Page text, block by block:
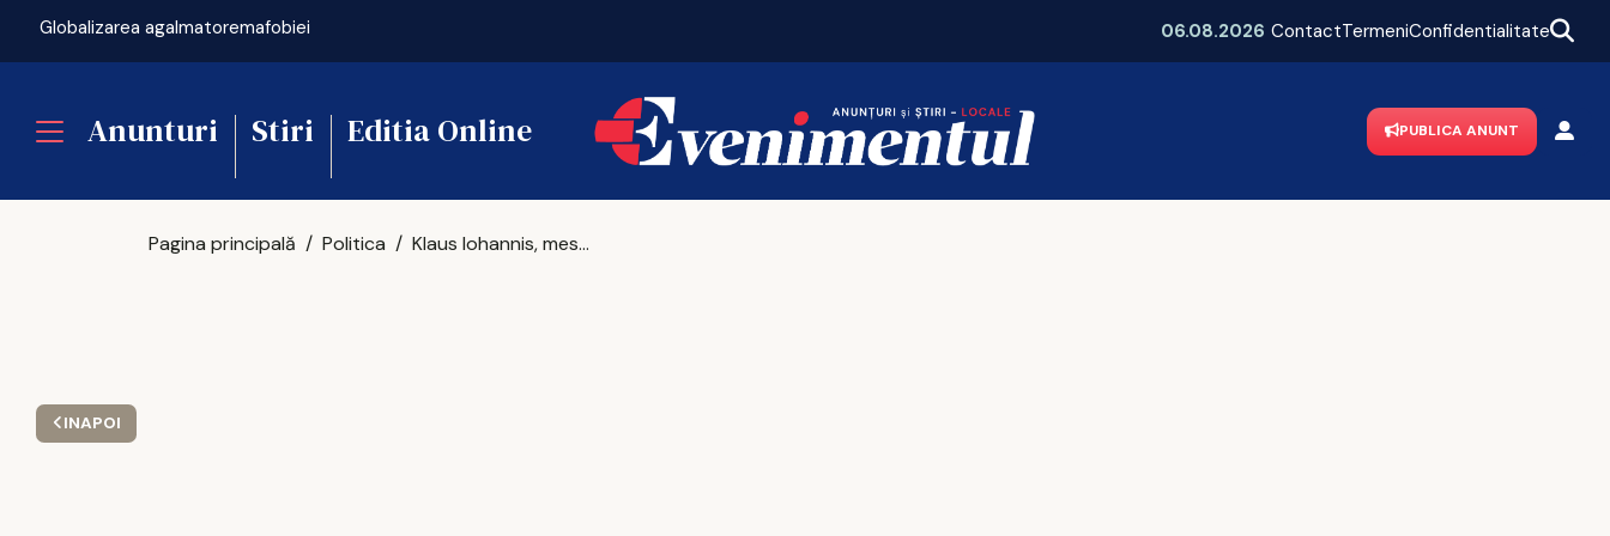
Globalizarea agalmatoremafobiei 06.08.2026 ContactTermeniConfidentialitate
Anunturi Stiri Editia Online PUBLICA ANUNT
INAPOI
Pagina principală Politica Klaus Iohannis, mesaj la final de mandat: România rămâne a noastră și românii rămân aici!